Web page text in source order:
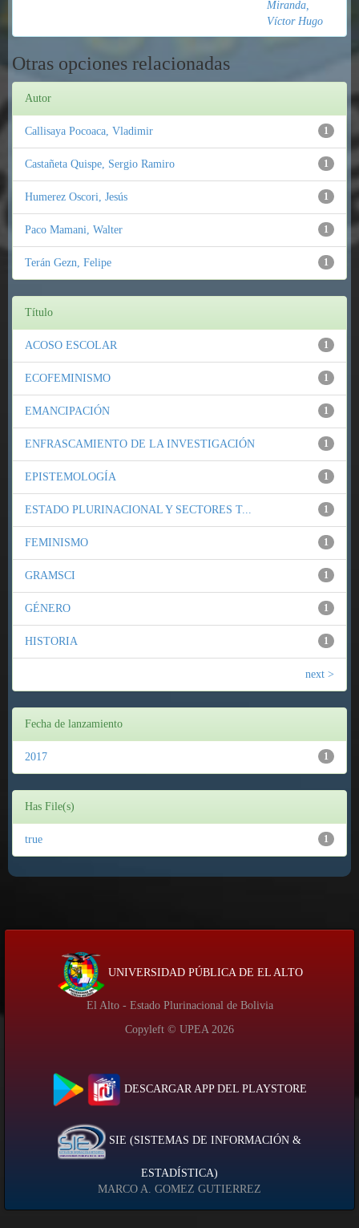
Miranda,
Víctor Hugo
Otras opciones relacionadas
Autor
1
Callisaya Pocoaca, Vladimir
1
Castañeta Quispe, Sergio Ramiro
1
Humerez Oscori, Jesús
1
Paco Mamani, Walter
1
Terán Gezn, Felipe
Título
1
ACOSO ESCOLAR
1
ECOFEMINISMO
1
EMANCIPACIÓN
1
ENFRASCAMIENTO DE LA INVESTIGACIÓN
1
EPISTEMOLOGÍA
1
ESTADO PLURINACIONAL Y SECTORES T...
1
FEMINISMO
1
GRAMSCI
1
GÉNERO
1
HISTORIA
next >
Fecha de lanzamiento
1
2017
Has File(s)
1
true
UNIVERSIDAD PÚBLICA DE EL ALTO
El Alto - Estado Plurinacional de Bolivia
Copyleft © UPEA 2026
DESCARGAR APP DEL PLAYSTORE
SIE (SISTEMAS DE INFORMACIÓN &
ESTADÍSTICA)
MARCO A. GOMEZ GUTIERREZ